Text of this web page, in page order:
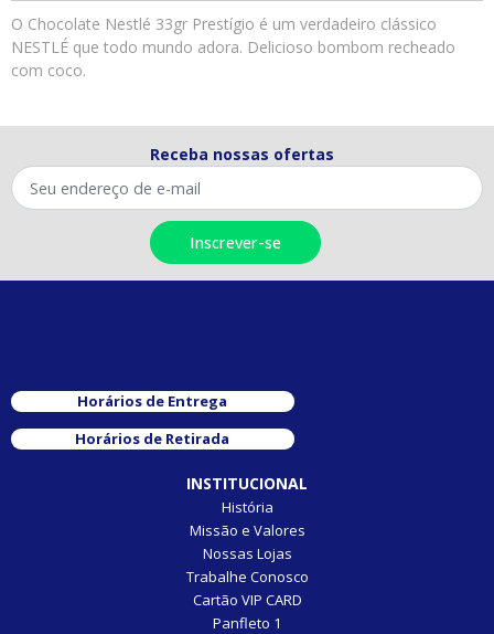
O Chocolate Nestlé 33gr Prestígio é um verdadeiro clássico
NESTLÉ que todo mundo adora. Delicioso bombom recheado
com coco.
Receba nossas ofertas
Horários de Entrega
Horários de Retirada
INSTITUCIONAL
História
Missão e Valores
Nossas Lojas
Trabalhe Conosco
Cartão VIP CARD
Panfleto 1